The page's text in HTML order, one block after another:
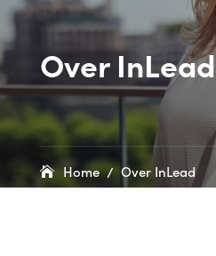
Over InLead
Home / Over InLead